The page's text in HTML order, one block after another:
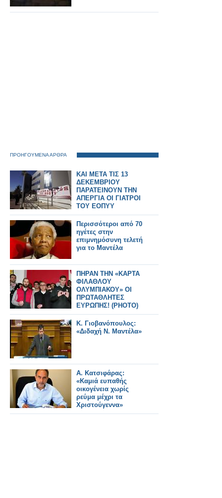
ΠΡΟΗΓΟΥΜΕΝΑ ΑΡΘΡΑ
ΚΑΙ ΜΕΤΑ ΤΙΣ 13
ΔΕΚΕΜΒΡΙΟΥ
ΠΑΡΑΤΕΙΝΟΥΝ ΤΗΝ
ΑΠΕΡΓΙΑ ΟΙ ΓΙΑΤΡΟΙ
ΤΟΥ ΕΟΠΥΥ
Περισσότεροι από 70
ηγέτες στην
επιμνημόσυνη τελετή
για το Μαντέλα
ΠΗΡΑΝ ΤΗΝ «ΚΑΡΤΑ
ΦΙΛΑΘΛΟΥ
ΟΛΥΜΠΙΑΚΟΥ» ΟΙ
ΠΡΩΤΑΘΛΗΤΕΣ
ΕΥΡΩΠΗΣ! (ΡΗΟΤΟ)
Κ. Γιοβανόπουλος:
«Διδαχή Ν. Μαντέλα»
Α. Κατσιφάρας:
«Καμιά ευπαθής
οικογένεια χωρίς
ρεύμα μέχρι τα
Χριστούγεννα»